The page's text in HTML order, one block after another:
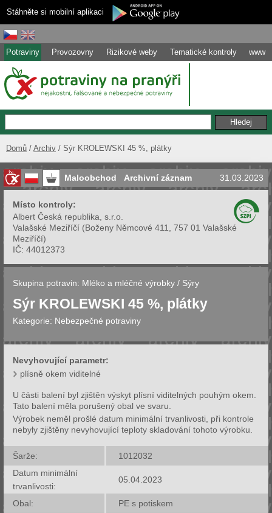
Stáhněte si mobilní aplikaci
Potraviny Provozovny Rizikové weby Tematické kontroly www
Domů Archiv Sýr KROLEWSKI 45 %, plátky
Maloobchod Archivní záznam 31.03.2023
Místo kontroly:
Albert Česká republika, s.r.o.
Valašské Meziříčí (Boženy Němcové 411, 757 01 Valašské
Meziříčí)
IČ: 44012373
Skupina potravin: Mléko a mléčné výrobky / Sýry
Sýr KROLEWSKI 45 %, plátky
Kategorie: Nebezpečné potraviny
Nevyhovující parametr:
plísně okem viditelné
U části balení byl zjištěn výskyt plísní viditelných pouhým okem.
Tato balení měla porušený obal ve svaru.
Výrobek neměl prošlé datum minimální trvanlivosti, při kontrole
nebyly zjištěny nevyhovující teploty skladování tohoto výrobku.
Šarže:
1012032
Datum minimální
trvanlivosti:
05.04.2023
Obal:
PE s potiskem